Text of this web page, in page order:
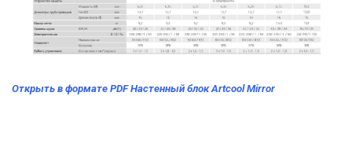
Открыть в формате PDF Настенный блок Artcool Mirror